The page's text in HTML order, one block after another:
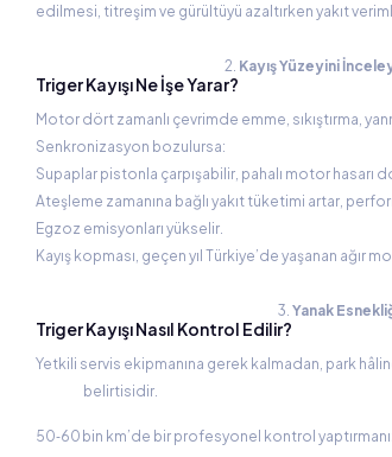
edilmesi, titreşim ve gürültüyü azaltırken yakıt
Triger Kayışı Ne İşe Yarar?
Motor dört zamanlı çevrimde emme, sıkıştırma,
Senkronizasyon bozulursa:
Supaplar pistonla çarpışabilir, pahalı motor hasarı
Ateşleme zamanına bağlı yakıt tüketimi artar,
Egzoz emisyonları yükselir.
Kayış kopması, geçen yıl Türkiye’de yaşanan
Triger Kayışı Nasıl Kontrol Edilir?
Yetkili servis ekipmanına gerek kalmadan, park
Kayış Yüzeyini
Yanak
belirtisidir.
50‑60 bin km’de bir profesyonel kontrol